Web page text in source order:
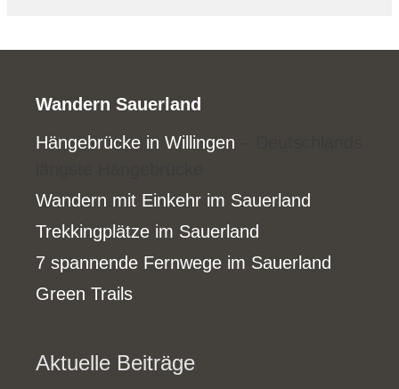
Wandern Sauerland
Hängebrücke in Willingen
Wandern mit Einkehr im Sauerland
Trekkingplätze im Sauerland
7 spannende Fernwege im Sauerland
Green Trails
Aktuelle Beiträge